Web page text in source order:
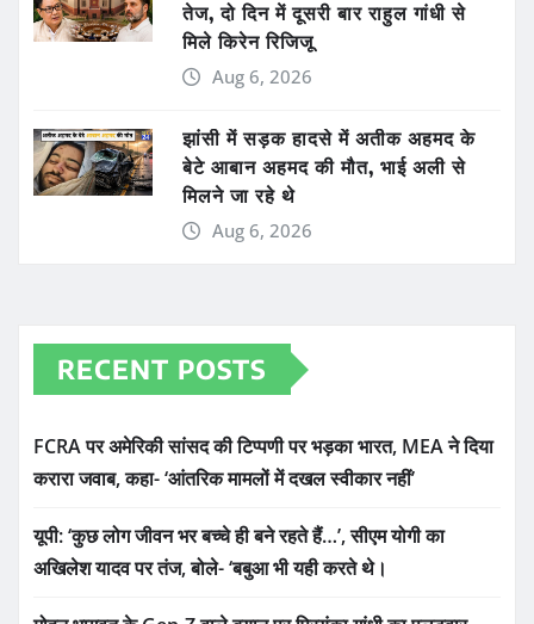
तेज, दो दिन में दूसरी बार राहुल गांधी से
मिले किरेन रिजिजू
Aug 6, 2026
झांसी में सड़क हादसे में अतीक अहमद के
बेटे आबान अहमद की मौत, भाई अली से
मिलने जा रहे थे
Aug 6, 2026
RECENT POSTS
FCRA पर अमेरिकी सांसद की टिप्पणी पर भड़का भारत, MEA ने दिया
करारा जवाब, कहा- ‘आंतरिक मामलों में दखल स्वीकार नहीं’
यूपी: ‘कुछ लोग जीवन भर बच्चे ही बने रहते हैं…’, सीएम योगी का
अखिलेश यादव पर तंज, बोले- ‘बबुआ भी यही करते थे।